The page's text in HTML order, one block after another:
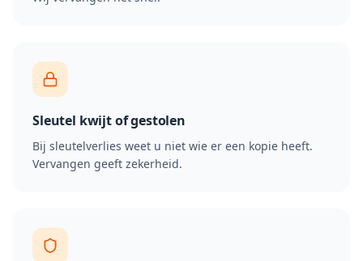
Sleutel kwijt of gestolen
Bij sleutelverlies weet u niet wie er een kopie heeft.
Vervangen geeft zekerheid.